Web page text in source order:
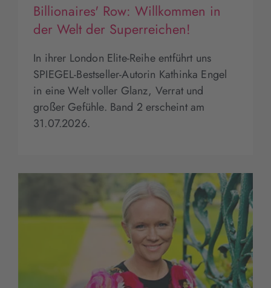
Billionaires' Row: Willkommen in
der Welt der Superreichen!
In ihrer London Elite-Reihe entführt uns
SPIEGEL-Bestseller-Autorin Kathinka Engel
in eine Welt voller Glanz, Verrat und
großer Gefühle. Band 2 erscheint am
31.07.2026.